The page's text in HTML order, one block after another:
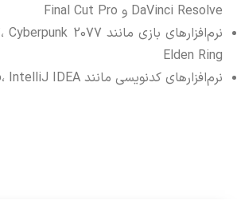
DaVinci Resolve و Final Cut Pro
Elden Ring
نرم‌افزارهای کدنویسی مانند Visual Studio، IntelliJ IDEA